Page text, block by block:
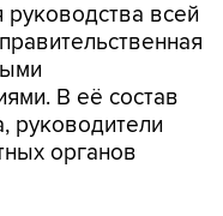
руководства всей
В её состав
руководители
органов